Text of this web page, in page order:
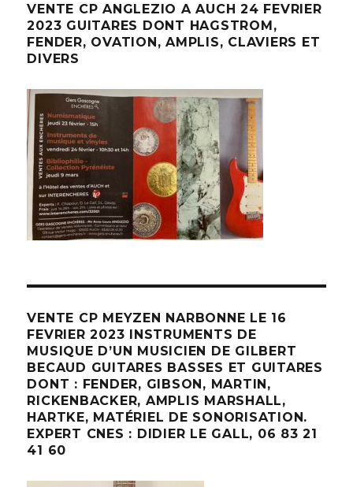
VENTE CP ANGLEZIO A AUCH 24 FEVRIER
2023 GUITARES DONT HAGSTROM,
FENDER, OVATION, AMPLIS, CLAVIERS ET
DIVERS
VENTE CP MEYZEN NARBONNE LE 16
FEVRIER 2023 INSTRUMENTS DE
MUSIQUE D’UN MUSICIEN DE GILBERT
BECAUD GUITARES BASSES ET GUITARES
DONT : FENDER, GIBSON, MARTIN,
RICKENBACKER, AMPLIS MARSHALL,
HARTKE, MATÉRIEL DE SONORISATION.
EXPERT CNES : DIDIER LE GALL, 06 83 21
41 60